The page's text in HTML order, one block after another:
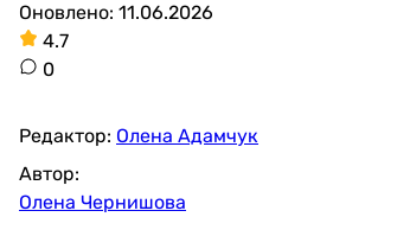
Оновлено: 11.06.2026
4.7
0
Редактор: Олена Адамчук
Автор:
Олена Чернишова